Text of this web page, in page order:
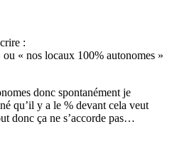
:
« nos locaux 100% autonomes »
donc spontanément je
qu’il y a le % devant cela veut
donc ça ne s’accorde pas…